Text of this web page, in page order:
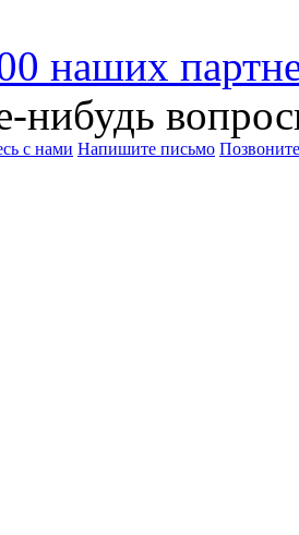
наших
нибудь
с нами Напишите письмо